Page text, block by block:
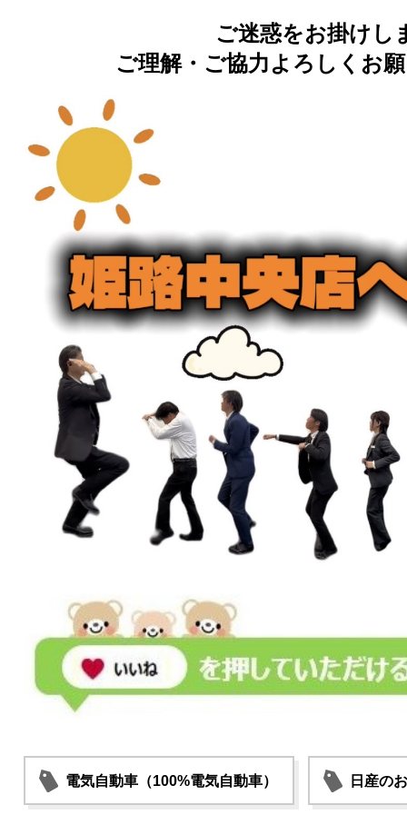
ご迷惑をお掛けし
ご理解・ご協力よろしくお
電気自動車（100%電気自動車） 日産の